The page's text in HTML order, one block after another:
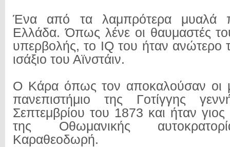
Ένα από τα λαμπρότερα μυαλά
Ελλάδα. Όπως λένε οι θαυμαστές
υπερβολής, το IQ του ήταν ανώτερο
ισάξιο του Αϊνστάιν.
Ο Κάρα όπως τον αποκαλούσαν οι
πανεπιστήμιο της Γοτίγγης
Σεπτεμβρίου του 1873 και ήταν
της Οθωμανικής
Καραθεοδωρή.